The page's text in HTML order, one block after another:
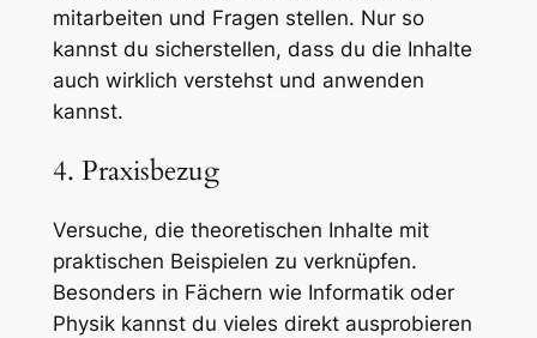
mitarbeiten und Fragen stellen. Nur so
kannst du sicherstellen, dass du die Inhalte
auch wirklich verstehst und anwenden
kannst.
4. Praxisbezug
Versuche, die theoretischen Inhalte mit
praktischen Beispielen zu verknüpfen.
Besonders in Fächern wie Informatik oder
Physik kannst du vieles direkt ausprobieren